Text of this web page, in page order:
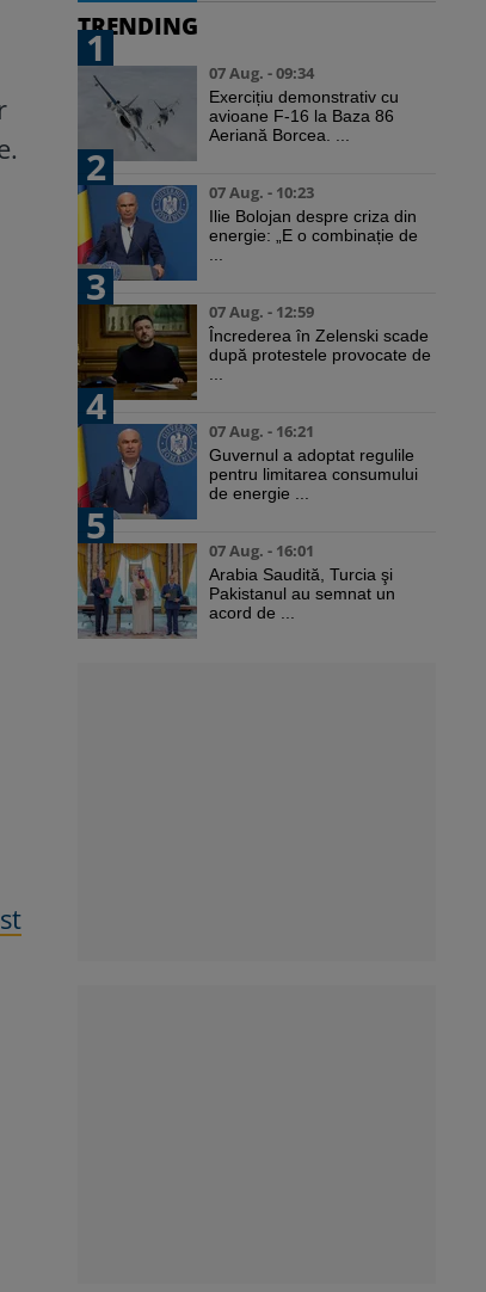
TRENDING
1
07 Aug. - 09:34
Exercițiu demonstrativ cu
avioane F-16 la Baza 86
Aeriană Borcea. ...
2
07 Aug. - 10:23
Ilie Bolojan despre criza din
energie: „E o combinație de
3
07 Aug. - 12:59
Încrederea în Zelenski scade
după protestele provocate de
4
07 Aug. - 16:21
Guvernul a adoptat regulile
pentru limitarea consumului
de energie ...
5
07 Aug. - 16:01
Arabia Saudită, Turcia şi
Pakistanul au semnat un
acord de ...